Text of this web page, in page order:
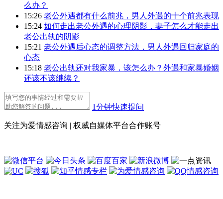
么办？
15:26 老公外遇都有什么前兆，男人外遇的十个前兆表现
15:24 如何走出老公外遇的心理阴影，妻子怎么才能走出
老公出轨的阴影
15:21 老公外遇后心态的调整方法，男人外遇回归家庭的
心态
15:18 老公出轨还对我家暴，该怎么办？外遇和家暴婚姻
还该不该继续？
1分钟快速提问
关注为爱情感咨询 | 权威自媒体平台合作账号